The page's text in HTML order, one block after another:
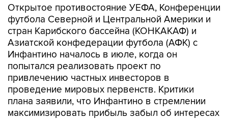
стран Карибского бассейна (КОНКАКАФ) и
Азиатской конфедерации футбола (АФК) с
Инфантино началось в июле, когда он
попытался реализовать проект по
привлечению частных инвесторов в
проведение мировых первенств. Критики
плана заявили, что Инфантино в стремлении
максимизировать прибыль забыл об интересах
футбола, игроков, болельщиков. В итоге глава
ФИФА отказался от проекта, однако это не